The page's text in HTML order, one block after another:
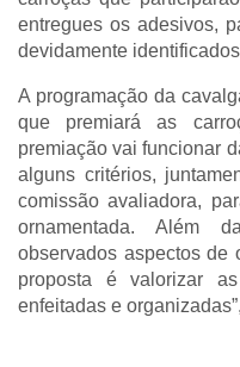
entregues os adesivos,
devidamente
A programação da
que premiará as
premiação vai funcionar
alguns critérios,
comissão avaliadora,
ornamentada. Além
observados aspectos de
proposta é valorizar
enfeitadas e